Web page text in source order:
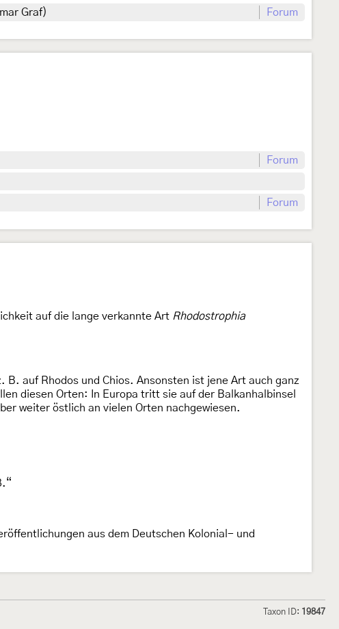
Graf) Forum
Forum
Forum
auf die lange verkannte Art Rhodostrophia
auf Rhodos und Chios. Ansonsten ist jene Art auch ganz
diesen Orten: In Europa tritt sie auf der Balkanhalbinsel
weiter östlich an vielen Orten nachgewiesen.
aus dem Deutschen Kolonial- und
Taxon ID: 19847